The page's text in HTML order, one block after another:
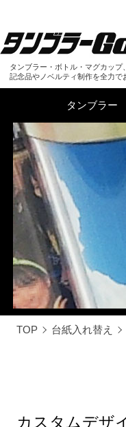
タンブラー・ボトル・マグカップ
記念品やノベルティ制作を全力で
タンブラー
TOP 台紙入れ替え
カスタムデザ